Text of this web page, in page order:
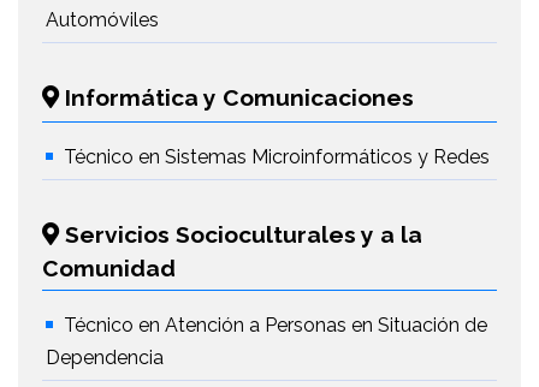
Automóviles
Informática y Comunicaciones
Técnico en Sistemas Microinformáticos y Redes
Servicios Socioculturales y a la
Comunidad
Técnico en Atención a Personas en Situación de
Dependencia